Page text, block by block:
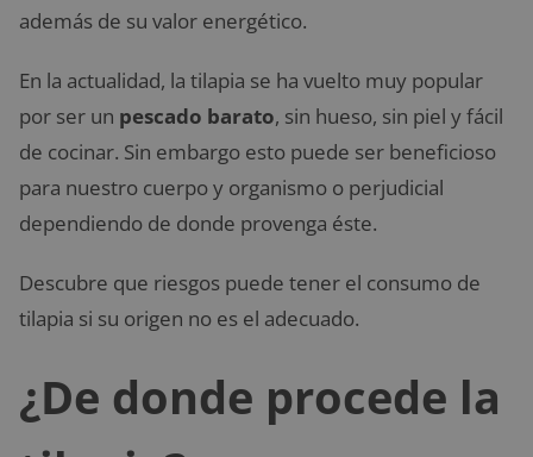
además de su valor energético.
En la actualidad, la tilapia se ha vuelto muy popular
por ser un pescado barato, sin hueso, sin piel y fácil
de cocinar. Sin embargo esto puede ser beneficioso
para nuestro cuerpo y organismo o perjudicial
dependiendo de donde provenga éste.
Descubre que riesgos puede tener el consumo de
tilapia si su origen no es el adecuado.
¿De donde procede la